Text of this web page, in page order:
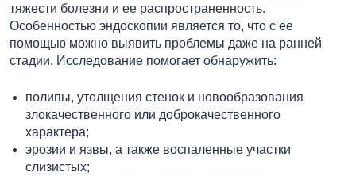
тяжести болезни и ее распространенность.
Особенностью эндоскопии является то, что с ее
помощью можно выявить проблемы даже на ранней
стадии. Исследование помогает обнаружить:
полипы, утолщения стенок и новообразования
злокачественного или доброкачественного
характера;
эрозии и язвы, а также воспаленные участки
слизистых;